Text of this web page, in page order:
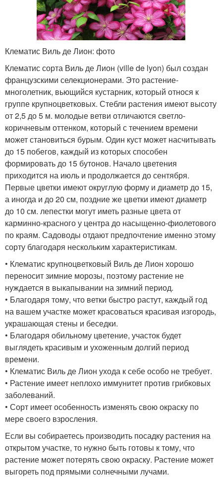
Клематис Виль де Лион: фото
Клематис сорта Виль де Лион (ville de lyon) был создан
французскими селекционерами. Это растение-
многолетник, вьющийся кустарник, который относя к
группе крупноцветковых. Стебли растения имеют высоту
от 2,5 до 5 м. молодые ветви отличаются светло-
коричневым оттенком, который с течением времени
может становиться бурым. Один куст может насчитывать
до 15 побегов, каждый из которых способен
формировать до 15 бутонов. Начало цветения
приходится на июль и продолжается до сентября.
Первые цветки имеют округлую форму и диаметр до 15,
а иногда и до 20 см, поздние же цветки имеют диаметр
до 10 см. лепестки могут иметь разные цвета от
карминно-красного у центра до насыщенно-фиолетового
по краям. Садоводы отдают предпочтение именно этому
сорту благодаря нескольким характеристикам.
• Клематис крупноцветковый Виль де Лион хорошо
переносит зимние морозы, поэтому растение не
нуждается в выкапывании на зимний период.
• Благодаря тому, что ветки быстро растут, каждый год
на вашем участке может красоваться красивая изгородь,
украшающая стены и беседки.
• Благодаря обильному цветение, участок будет
выглядеть красивым и ухоженным долгий период
времени.
• Клематис Виль де Лион ухода к себе особо не требует.
• Растение имеет неплохо иммунитет против грибковых
заболеваний.
• Сорт имеет особенность изменять свою окраску по
мере своего взросления.
Если вы собираетесь производить посадку растения на
открытом участке, то нужно быть готовы к тому, что
растение может потерять свою окраску. Растение может
выгореть под прямыми солнечными лучами.